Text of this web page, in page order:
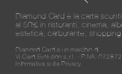
Diamond Card è la carta
al 50% in ristoranti, cinema,
estetica, carburante,
Diamond Card è un marchio di
Vi.Card Evolution s.r.l. - P.IVA:
Informativa sulla Privacy